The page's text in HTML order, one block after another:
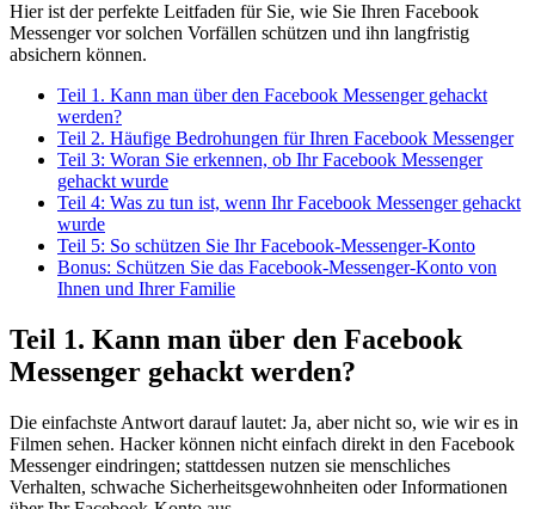
Hier ist der perfekte Leitfaden für Sie, wie Sie Ihren Facebook
Messenger vor solchen Vorfällen schützen und ihn langfristig
absichern können.
Teil 1. Kann man über den Facebook Messenger gehackt
werden?
Teil 2. Häufige Bedrohungen für Ihren Facebook Messenger
Teil 3: Woran Sie erkennen, ob Ihr Facebook Messenger
gehackt wurde
Teil 4: Was zu tun ist, wenn Ihr Facebook Messenger gehackt
wurde
Teil 5: So schützen Sie Ihr Facebook-Messenger-Konto
Bonus: Schützen Sie das Facebook-Messenger-Konto von
Ihnen und Ihrer Familie
Teil 1. Kann man über den Facebook
Messenger gehackt werden?
Die einfachste Antwort darauf lautet: Ja, aber nicht so, wie wir es in
Filmen sehen. Hacker können nicht einfach direkt in den Facebook
Messenger eindringen; stattdessen nutzen sie menschliches
Verhalten, schwache Sicherheitsgewohnheiten oder Informationen